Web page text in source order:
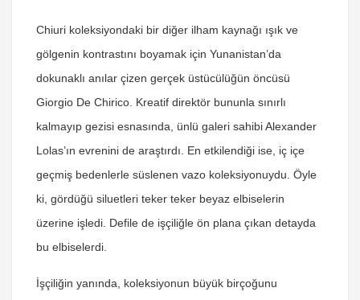
Chiuri koleksiyondaki bir diğer ilham kaynağı ışık ve
gölgenin kontrastını boyamak için Yunanistan’da
dokunaklı anılar çizen gerçek üstücülüğün öncüsü
Giorgio De Chirico. Kreatif direktör bununla sınırlı
kalmayıp gezisi esnasında, ünlü galeri sahibi Alexander
Lolas’ın evrenini de araştırdı. En etkilendiği ise, iç içe
geçmiş bedenlerle süslenen vazo koleksiyonuydu. Öyle
ki, gördüğü siluetleri teker teker beyaz elbiselerin
üzerine işledi. Defile de işçiliğle ön plana çıkan detayda
bu elbiselerdi.
İşçiliğin yanında, koleksiyonun büyük birçoğunu